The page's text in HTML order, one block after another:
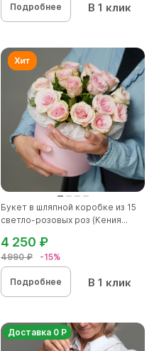
Подробнее В 1 клик
Букет в шляпной коробке из 15
светло-розовых роз (Кения...
4990 ₽ -15%
4 250 ₽
Подробнее В 1 клик
Доставка 0 Р